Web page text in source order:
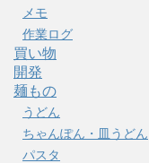
メモ
作業ログ
買い物
開発
麺もの
うどん
ちゃんぽん・皿うどん
パスタ